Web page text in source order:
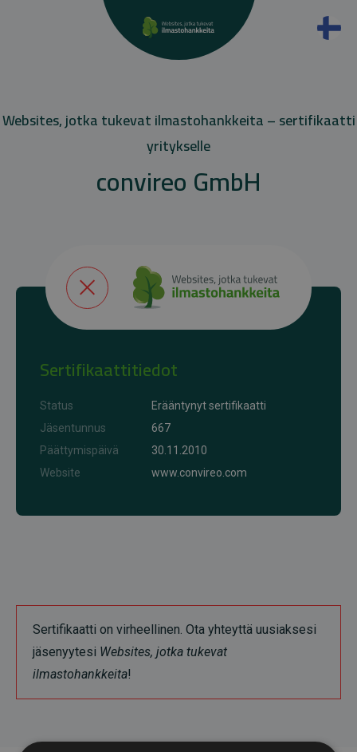
Websites, jotka tukevat ilmastohankkeita – sertifikaatti
yritykselle
convireo GmbH
Sertifikaattitiedot
Status
Erääntynyt sertifikaatti
Jäsentunnus
667
Päättymispäivä
30.11.2010
Website
www.convireo.com
Sertifikaatti on virheellinen. Ota yhteyttä uusiaksesi
jäsenyytesi Websites, jotka tukevat
ilmastohankkeita!